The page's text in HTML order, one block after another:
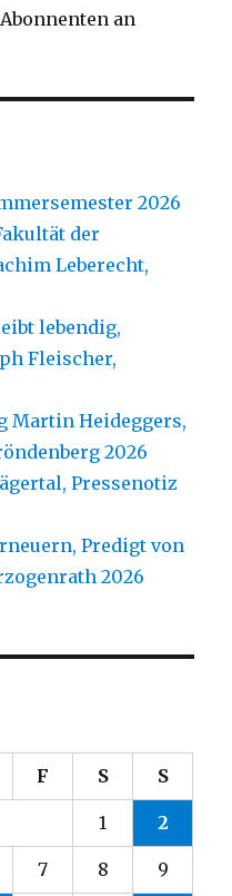
an
2026
der
Leberecht,
lebendig,
Fleischer,
Martin Heideggers,
2026
Pressenotiz
Predigt von
2026
F S S
1 2
7 8 9